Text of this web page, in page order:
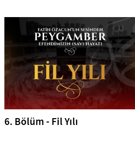
6. Bölüm - Fil Yılı